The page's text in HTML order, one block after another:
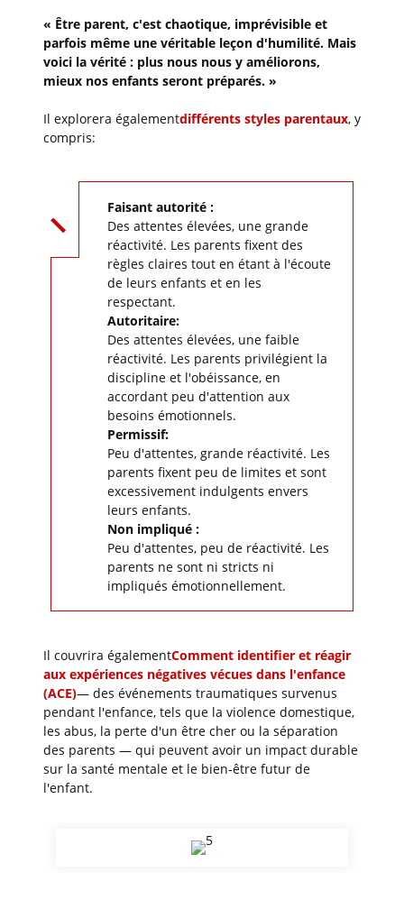
« Être parent, c'est chaotique, imprévisible et
parfois même une véritable leçon d'humilité. Mais
voici la vérité : plus nous nous y améliorons,
mieux nos enfants seront préparés. »
Il explorera égalementdifférents styles parentaux, y
compris:
Faisant autorité :
Des attentes élevées, une grande
réactivité. Les parents fixent des
règles claires tout en étant à l'écoute
de leurs enfants et en les
respectant.
Autoritaire:
Des attentes élevées, une faible
réactivité. Les parents privilégient la
discipline et l'obéissance, en
accordant peu d'attention aux
besoins émotionnels.
Permissif:
Peu d'attentes, grande réactivité. Les
parents fixent peu de limites et sont
excessivement indulgents envers
leurs enfants.
Non impliqué :
Peu d'attentes, peu de réactivité. Les
parents ne sont ni stricts ni
impliqués émotionnellement.
Il couvrira égalementComment identifier et réagir
aux expériences négatives vécues dans l'enfance
(ACE)— des événements traumatiques survenus
pendant l'enfance, tels que la violence domestique,
les abus, la perte d'un être cher ou la séparation
des parents — qui peuvent avoir un impact durable
sur la santé mentale et le bien-être futur de
l'enfant.